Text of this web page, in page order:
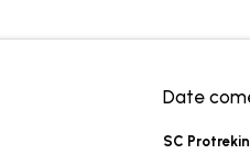
Date
SC